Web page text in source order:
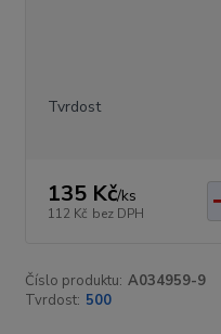
Tvrdost
135 Kč/ks
112 Kč bez DPH
Číslo produktu: A034959-9
Tvrdost: 500